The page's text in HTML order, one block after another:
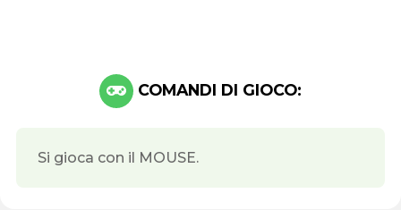
COMANDI DI GIOCO:
Si gioca con il MOUSE.